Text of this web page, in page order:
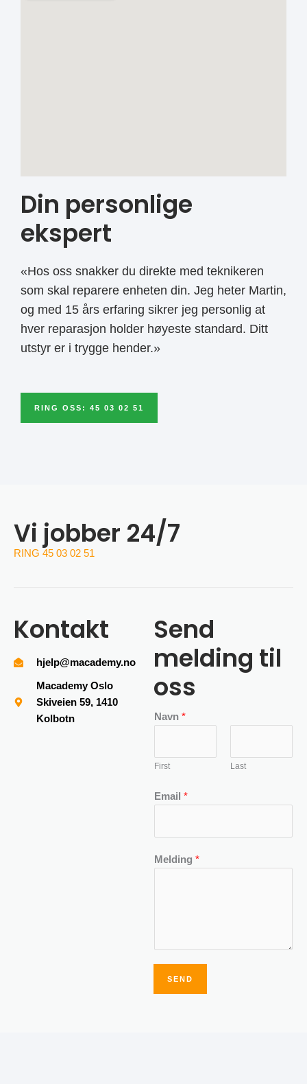
Din personlige
ekspert
«Hos oss snakker du direkte med teknikeren
som skal reparere enheten din. Jeg heter Martin,
og med 15 års erfaring sikrer jeg personlig at
hver reparasjon holder høyeste standard. Ditt
utstyr er i trygge hender.»
RING OSS: 45 03 02 51
Vi jobber 24/7
RING 45 03 02 51
Kontakt
hjelp@macademy.no
Macademy Oslo
Skiveien 59, 1410
Kolbotn
Send
melding til
oss
Navn *
First Last
Email *
Melding *
SEND